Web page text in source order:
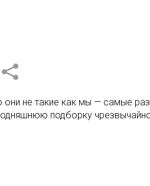
они не такие как мы — самые
подборку